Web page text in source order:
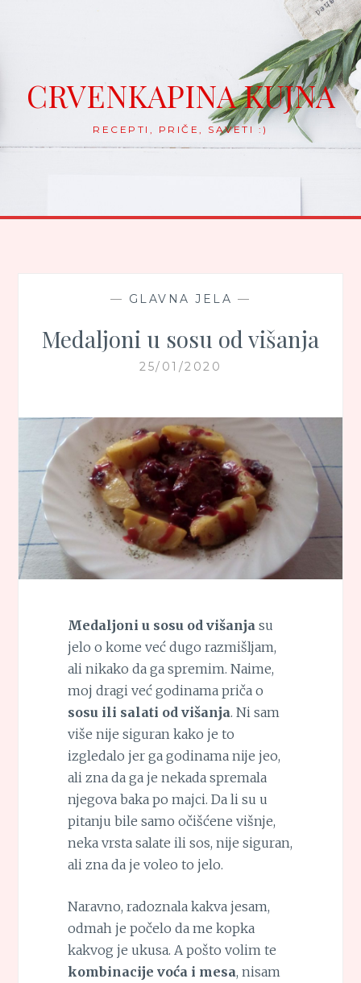
CRVENKAPINA KUJNA
RECEPTI, PRIČE, SAVETI :)
— GLAVNA JELA —
Medaljoni u sosu od višanja
25/01/2020
Medaljoni u sosu od višanja su
jelo o kome već dugo razmišljam,
ali nikako da ga spremim. Naime,
moj dragi već godinama priča o
sosu ili salati od višanja. Ni sam
više nije siguran kako je to
izgledalo jer ga godinama nije jeo,
ali zna da ga je nekada spremala
njegova baka po majci. Da li su u
pitanju bile samo očišćene višnje,
neka vrsta salate ili sos, nije siguran,
ali zna da je voleo to jelo.
Naravno, radoznala kakva jesam,
odmah je počelo da me kopka
kakvog je ukusa. A pošto volim te
kombinacije voća i mesa, nisam